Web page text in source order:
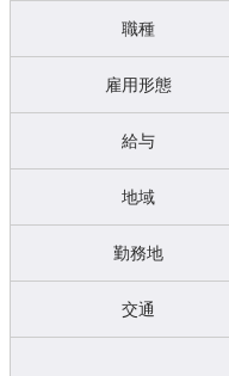
職種
雇用形態
給与
地域
勤務地
交通